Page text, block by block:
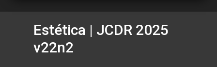
Estética | JCDR 2025
v22n2